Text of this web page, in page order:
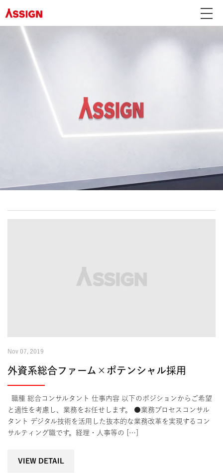
Nov 07, 2019
外資系総合ファーム×ポテンシャル採用
職種 総合コンサルタント 仕事内容 以下のポジションからご希望
と適性を考慮し、業務をお任せします。 ●業務プロセスコンサル
タント デジタル技術を活用した抜本的な業務改革を実現するコン
サルティング職です。経理・人事等の […]
VIEW DETAIL